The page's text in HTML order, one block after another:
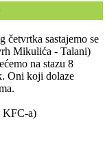
četvrtka sastajemo se
Mikulića - Talani)
na stazu 8
Oni koji dolaze
KFC-a)